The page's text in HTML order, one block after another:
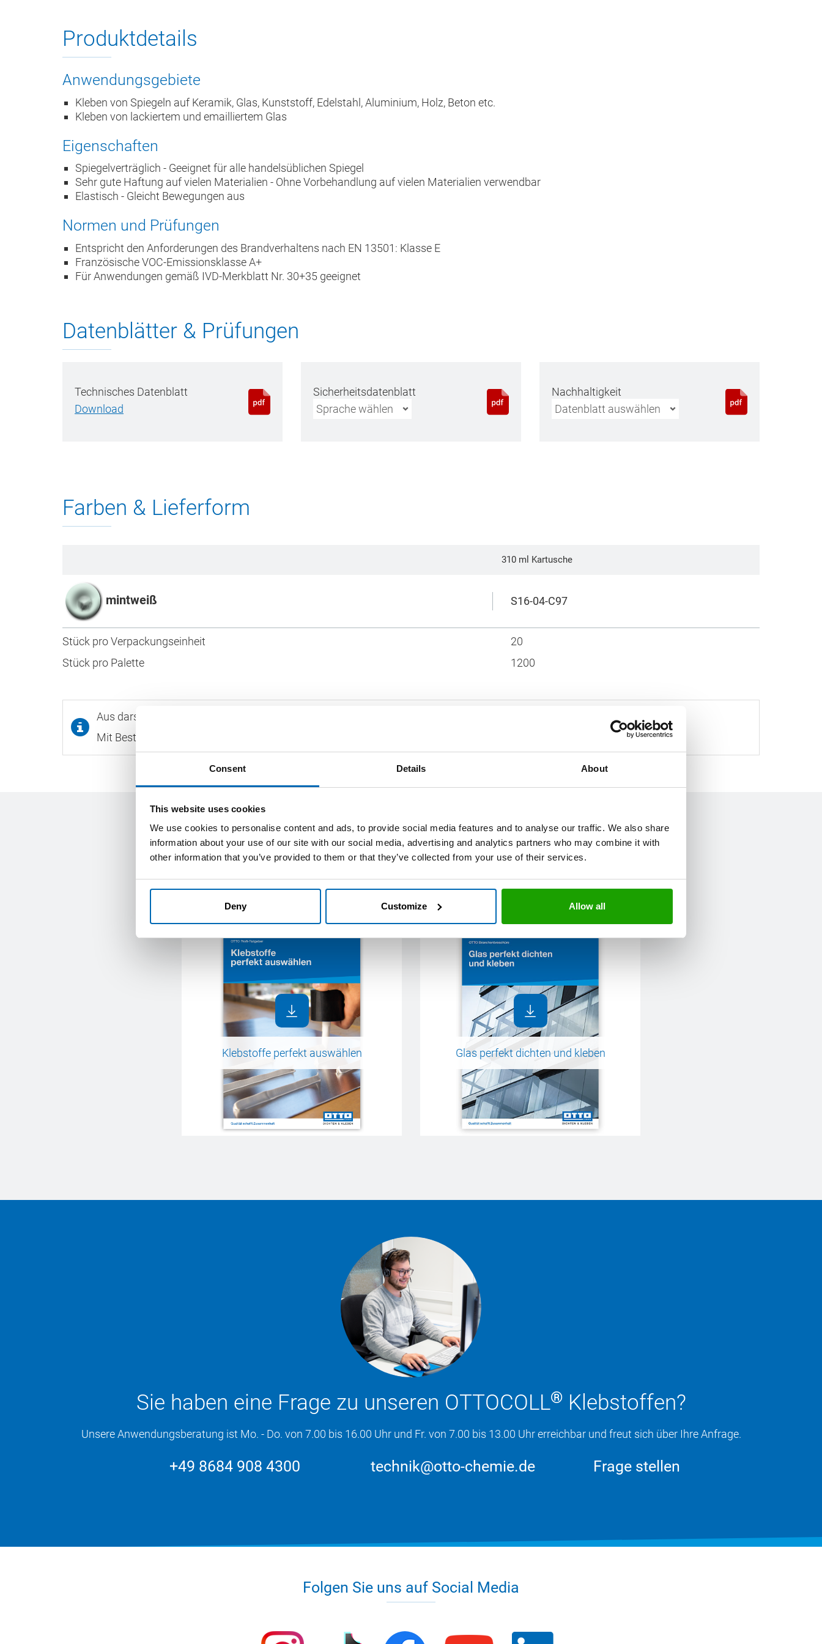
Consent Details About
This website uses cookies
We use cookies to personalise content and ads, to provide social media features and to analyse our traffic. We also share
information about your use of our site with our social media, advertising and analytics partners who may combine it with
other information that you’ve provided to them or that they’ve collected from your use of their services.
Deny Customize Allow all
Produktdetails
Anwendungsgebiete
Kleben von Spiegeln auf Keramik, Glas, Kunststoff, Edelstahl, Aluminium, Holz, Beton etc.
Kleben von lackiertem und emailliertem Glas
Eigenschaften
Spiegelverträglich - Geeignet für alle handelsüblichen Spiegel
Sehr gute Haftung auf vielen Materialien - Ohne Vorbehandlung auf vielen Materialien verwendbar
Elastisch - Gleicht Bewegungen aus
Normen und Prüfungen
Entspricht den Anforderungen des Brandverhaltens nach EN 13501: Klasse E
Französische VOC-Emissionsklasse A+
Für Anwendungen gemäß IVD-Merkblatt Nr. 30+35 geeignet
Datenblätter & Prüfungen
Technisches Datenblatt
Download
Sicherheitsdatenblatt
Sprache wählen
Nachhaltigkeit
Datenblatt auswählen
Farben & Lieferform
310 ml Kartusche
mintweiß S16-04-C97
Stück pro Verpackungseinheit
20
Stück pro Palette
1200
Aus darstellungstechnischen Gründen können die abgebildeten Farben von den Originalfarben der Produkte abweichen.
Mit Bestellcode versehene Produkte, Gebinde und/oder Farben sind in handelsüblichen Mengen ab Lager verfügbar.
Weitere Informationen
Klebstoffe perfekt auswählen Glas perfekt dichten und kleben
Sie haben eine Frage zu unseren OTTOCOLL®Klebstoffen?
Unsere Anwendungsberatung ist Mo. - Do. von 7.00 bis 16.00 Uhr und Fr. von 7.00 bis 13.00 Uhr erreichbar und freut sich über Ihre Anfrage.
+49 8684 908 4300 technik@otto-chemie.de Frage stellen
Folgen Sie uns auf Social Media